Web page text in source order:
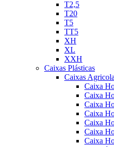
T2,5
T20
T5
TT5
XH
XL
XXH
Caixas Plásticas
Caixas
Caixa
Caixa
Caixa
Caixa
Caixa
Caixa
Caixa